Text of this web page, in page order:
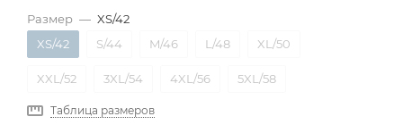
Размер — XS/42
XS/42
S/44 M/46 L/48 XL/50
XXL/52 3XL/54 4XL/56 5XL/58
Таблица размеров